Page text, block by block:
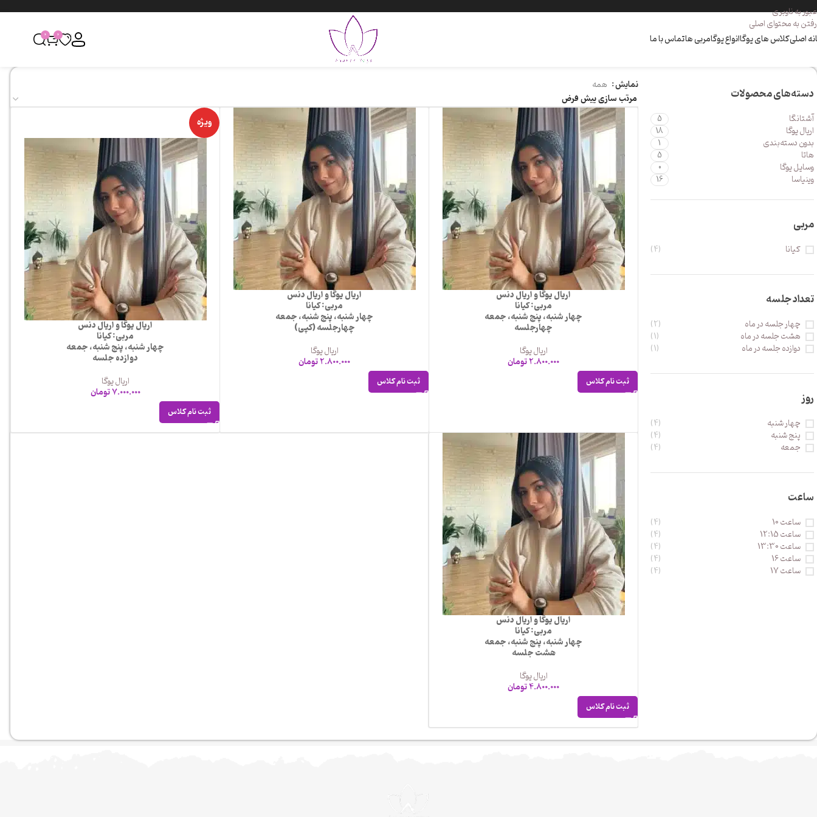
عبور به ناوبری
رفتن به محتوای اصلی
اصلیکلاس های یوگاانواع یوگامربی هاتماس با ما 0
0
دسته‌های محصولات
آشتانگا 5
اریال یوگا 18
بدون دسته‌بندی 1
هاتا 5
وسایل یوگا 0
وینیاسا 16
مربی
کیانا (4)
تعداد جلسه
چهار جلسه در ماه (2)
هشت جلسه در ماه (1)
دوازده جلسه در ماه (1)
روز
چهار شنبه (4)
پنج شنبه (4)
جمعه (4)
ساعت
ساعت 10 (4)
ساعت 12:15 (4)
ساعت 13:30 (4)
ساعت 16 (4)
ساعت 17 (4)
نمایش همه
اریال یوگا و اریال دنس
مربی: کیانا
چهار شنبه، پنج شنبه، جمعه
چهارجلسه
اریال یوگا
2.800.000تومان
ثبت نام کلاس
اریال یوگا و اریال دنس
مربی: کیانا
چهار شنبه، پنج شنبه، جمعه
چهارجلسه (کپی)
اریال یوگا
2.800.000تومان
ثبت نام کلاس
ویژه
اریال یوگا و اریال دنس
مربی: کیانا
چهار شنبه، پنج شنبه، جمعه
دوازده جلسه
اریال یوگا
7.000.000تومان
ثبت نام کلاس
اریال یوگا و اریال دنس
مربی: کیانا
چهار شنبه، پنج شنبه، جمعه
هشت جلسه
اریال یوگا
4.800.000تومان
ثبت نام کلاس